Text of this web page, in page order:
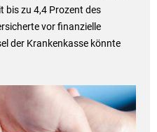
bis zu 4,4 Prozent des
vor finanzielle
der Krankenkasse könnte